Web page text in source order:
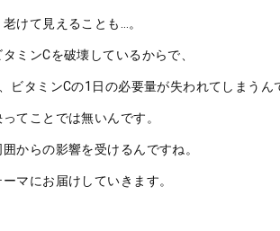
けて見えることも…。
ミンCを破壊しているからで、
ビタミンCの1日の必要量が失われてしまうん
てことでは無いんです。
からの影響を受けるんですね。
マにお届けしていきます。